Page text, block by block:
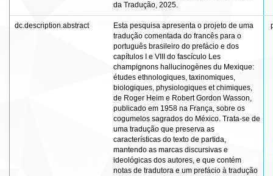
da Tradução, 2025.
dc.description.abstract
Esta pesquisa apresenta o projeto de uma
tradução comentada do francês para o
português brasileiro do prefácio e dos
capítulos I e VIII do fascículo Les
champignons hallucinogènes du Mexique:
études ethnologiques, taxinomiques,
biologiques, physiologiques et chimiques,
de Roger Heim e Robert Gordon Wasson,
publicado em 1958 na França, sobre os
cogumelos sagrados do México. Trata-se de
uma tradução que preserva as
características do texto de partida,
mantendo as marcas discursivas e
ideológicas dos autores, e que contém
notas de tradutora e um prefácio à tradução